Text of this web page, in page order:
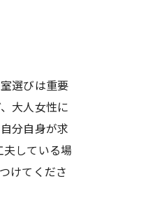
選びは重要
大人女性に
分自身が求
している場
けてくださ